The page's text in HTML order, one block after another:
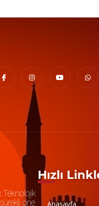
Teknolojik
öne
Hızlı
Anasayfa